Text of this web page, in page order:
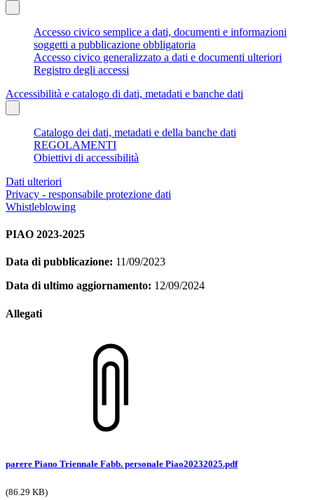
Accesso civico semplice a dati, documenti e informazioni
soggetti a pubblicazione obbligatoria
Accesso civico generalizzato a dati e documenti ulteriori
Registro degli accessi
Accessibilità e catalogo di dati, metadati e banche dati
Catalogo dei dati, metadati e della banche dati
REGOLAMENTI
Obiettivi di accessibilità
Dati ulteriori
Privacy - responsabile protezione dati
Whistleblowing
PIAO 2023-2025
Data di pubblicazione: 11/09/2023
Data di ultimo aggiornamento: 12/09/2024
Allegati
parere Piano Triennale Fabb. personale Piao20232025.pdf
(86.29 KB)